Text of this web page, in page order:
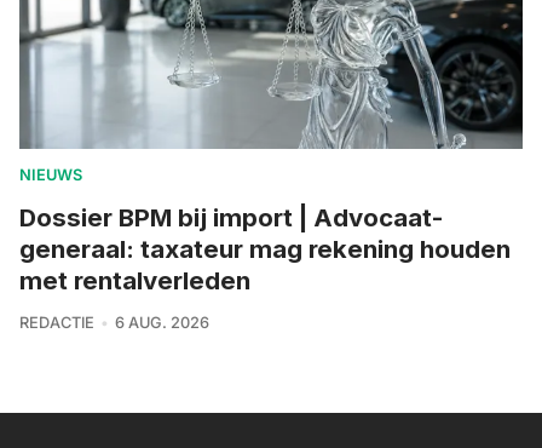
NIEUWS
Dossier BPM bij import | Advocaat-
generaal: taxateur mag rekening houden
met rentalverleden
REDACTIE 6 AUG. 2026